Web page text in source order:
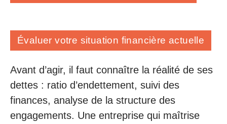
Évaluer votre situation financière actuelle
Avant d’agir, il faut connaître la réalité de ses
dettes : ratio d’endettement, suivi des
finances, analyse de la structure des
engagements. Une entreprise qui maîtrise